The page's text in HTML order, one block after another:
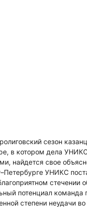
сезон
в котором дела
найдется свое
УНИКС
стечении
потенциал команда
степени неудачи